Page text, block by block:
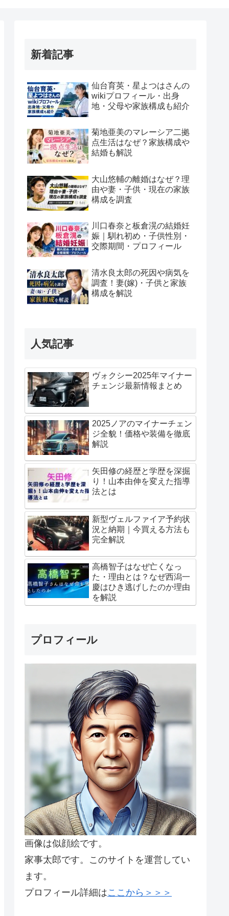
新着記事
仙台育英・星よつはさんの
wikiプロフィール・出身
地・父母や家族構成も紹介
菊地亜美のマレーシア二拠
点生活はなぜ？家族構成や
結婚も解説
大山悠輔の離婚はなぜ？理
由や妻・子供・現在の家族
構成を調査
川口春奈と板倉滉の結婚妊
娠｜馴れ初め・子供性別・
交際期間・プロフィール
清水良太郎の死因や病気を
調査！妻(嫁)・子供と家族
構成を解説
人気記事
ヴォクシー2025年マイナー
チェンジ最新情報まとめ
2025ノアのマイナーチェン
ジ全貌！価格や装備を徹底
解説
矢田修の経歴と学歴を深掘
り！山本由伸を変えた指導
法とは
新型ヴェルファイア予約状
況と納期｜今買える方法も
完全解説
高橋智子はなぜ亡くなっ
た・理由とは？なぜ西潟一
慶はひき逃げしたのか理由
を解説
プロフィール
画像は似顔絵です。
家事太郎です。このサイトを運営してい
ます。
プロフィール詳細はここから＞＞＞